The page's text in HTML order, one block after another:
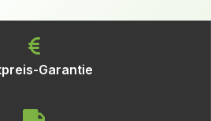
Garantie